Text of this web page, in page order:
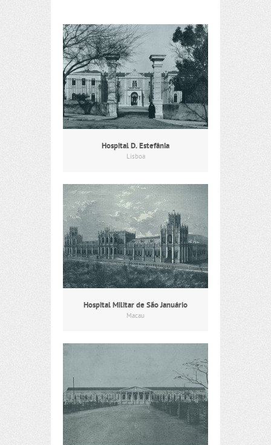
Hospital D. Estefânia
Lisboa
Hospital Militar de São Januário
Macau